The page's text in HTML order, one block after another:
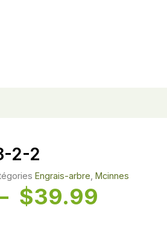
2-2
Engrais-arbre Mcinnes
$39.99